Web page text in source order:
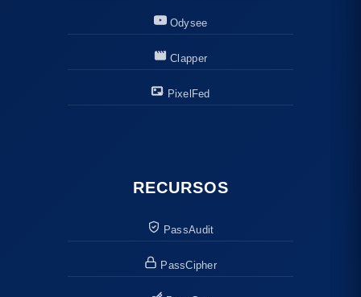
Odysee
Clapper
PixelFed
RECURSOS
PassAudit
PassCipher